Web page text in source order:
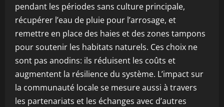
pendant les périodes sans culture principale,
récupérer l’eau de pluie pour l’arrosage, et
remettre en place des haies et des zones tampons
pour soutenir les habitats naturels. Ces choix ne
sont pas anodins: ils réduisent les coûts et
augmentent la résilience du système. L’impact sur
la communauté locale se mesure aussi à travers
les partenariats et les échanges avec d’autres